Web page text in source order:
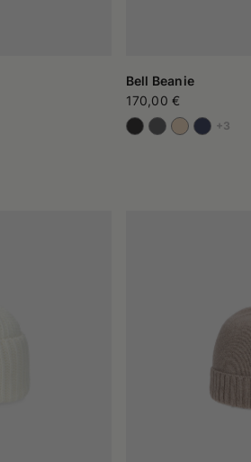
Bell Beanie
170,00 €
+3